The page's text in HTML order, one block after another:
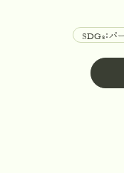
SDGs：パ
SDGs：パ